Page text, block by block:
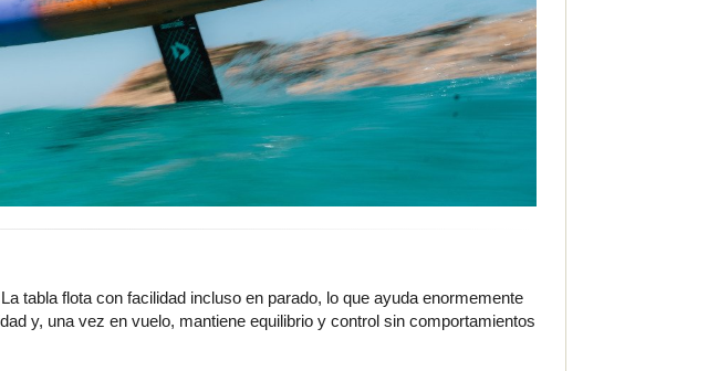
tabla flota con facilidad incluso en parado, lo que ayuda enormemente
y, una vez en vuelo, mantiene equilibrio y control sin comportamientos